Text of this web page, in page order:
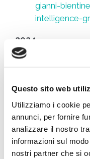
Questo sito web
Utilizziamo i cookie
annunci, per fornire
analizzare il nostro
informazioni sul
nostri partner che si
gianni-
intelligence-
2024
bientinesi-
per-il-
Profilo ufficiale
https://
bientinesi/